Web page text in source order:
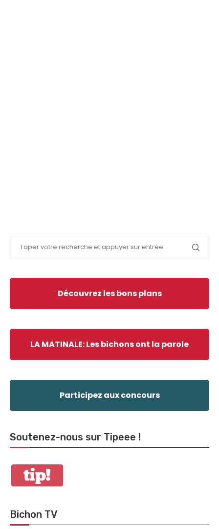
Découvrez les bons plans
LA MATINALE: Les bichons ont la parole
Participez aux concours
Soutenez-nous sur Tipeee !
Bichon TV